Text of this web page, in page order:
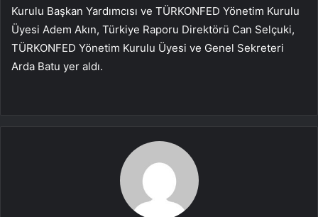
Kurulu Başkan Yardımcısı ve TÜRKONFED Yönetim Kurulu
Üyesi Adem Akın, Türkiye Raporu Direktörü Can Selçuki,
TÜRKONFED Yönetim Kurulu Üyesi ve Genel Sekreteri
Arda Batu yer aldı.